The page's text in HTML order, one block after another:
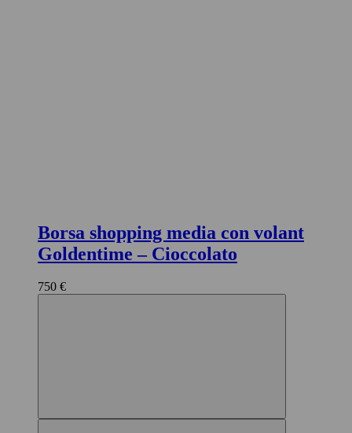
Borsa shopping media con volant
Goldentime– Cioccolato
750 €